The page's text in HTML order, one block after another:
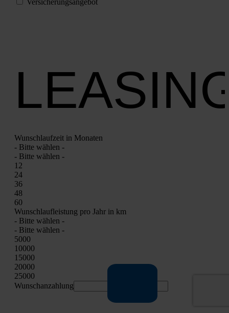
Ver­si­che­rungs­an­ge­bot
Wunsch­lauf­zeit in Mona­ten
- Bit­te wäh­len -
- Bit­te wäh­len -
12
24
36
48
60
Wunsch­lauf­leis­tung pro Jahr in km
- Bit­te wäh­len -
- Bit­te wäh­len -
5000
10000
15000
20000
25000
Wunschan­zah­lung